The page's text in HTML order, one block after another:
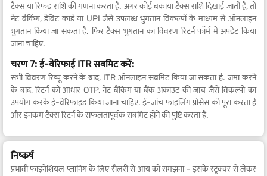
टैक्स या रिफंड राशि की गणना करता है. अगर कोई बकाया टैक्स राशि दिखाई जाती है, तो
नेट बैंकिंग, डेबिट कार्ड या UPI जैसे उपलब्ध भुगतान विकल्पों के माध्यम से ऑनलाइन
भुगतान किया जा सकता है. फिर टैक्स भुगतान का विवरण रिटर्न फॉर्म में अपडेट किया
जाना चाहिए.
चरण 7: ई-वेरिफाई ITR सबमिट करें:
सभी विवरण रिव्यू करने के बाद, ITR ऑनलाइन सबमिट किया जा सकता है. जमा करने
के बाद, रिटर्न को आधार OTP, नेट बैंकिंग या बैंक अकाउंट की जांच जैसे विकल्पों का
उपयोग करके ई-वेरिफाइड किया जाना चाहिए. ई-जांच फाइलिंग प्रोसेस को पूरा करता है
और इनकम टैक्स रिटर्न के सफलतापूर्वक सबमिट होने की पुष्टि करता है.
निष्कर्ष
प्रभावी फाइनेंशियल प्लानिंग के लिए सैलरी से आय को समझना - इसके स्ट्रक्चर से लेकर